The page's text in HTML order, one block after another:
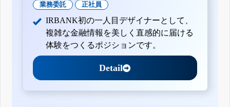
業務委託 正社員
IRBANK初の一人目デザイナーとして、
複雑な金融情報を美しく直感的に届ける
体験をつくるポジションです。
Detail